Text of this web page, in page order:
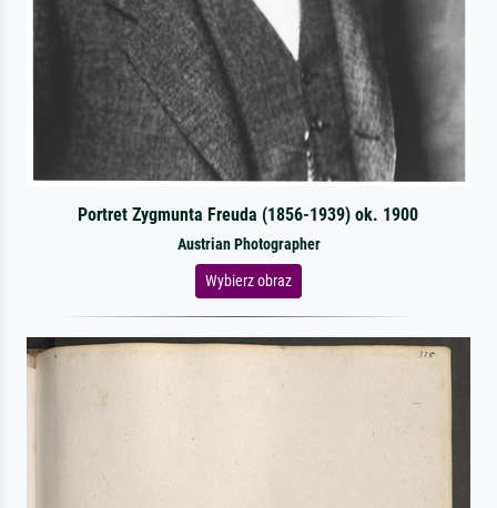
Portret Zygmunta Freuda (1856-1939) ok. 1900
Austrian Photographer
Wybierz obraz